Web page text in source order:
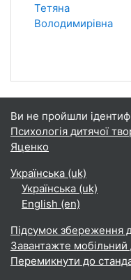
Тетяна
Володимирівна
Ви не пройшли
Психологія дитячої
Яценко
Українська ‎(uk)‎
Українська ‎(uk)‎
English ‎(en)‎
Підсумок збереження
Завантажте мобільний
Перемикнути до